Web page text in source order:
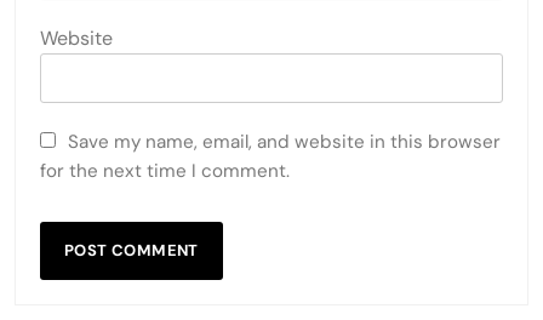
Website
Save my name, email, and website in this browser
for the next time I comment.